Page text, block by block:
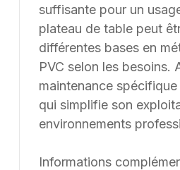
suffisante pour un
plateau de table peut
différentes bases en
PVC selon les besoins.
maintenance spécifique
qui simplifie son
environnements
Informations